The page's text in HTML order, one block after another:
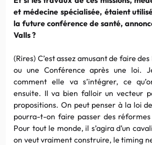
et médecine spécialisée, étaient
la future conférence de santé,
Valls ?
(Rires) C’est assez amusant de faire
ou une Conférence après une loi.
comment elle va s’intégrer, ce
ensuite. Il va bien falloir un vecteur
propositions. On peut penser à la loi
pourra-t-on faire passer des
Pour tout le monde, il s’agira d’un
on veut vraiment construire, le timing